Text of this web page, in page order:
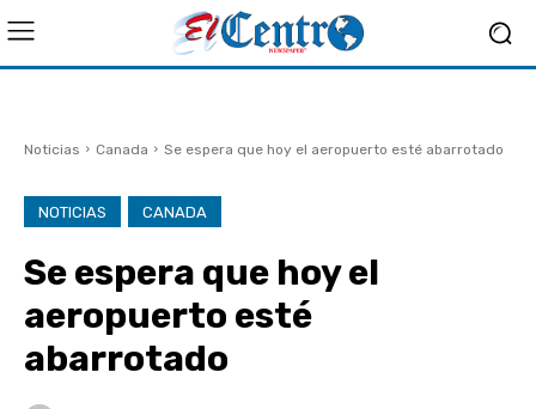
Noticias Canada Se espera que hoy el aeropuerto esté abarrotado
NOTICIAS CANADA
Se espera que hoy el
aeropuerto esté
abarrotado